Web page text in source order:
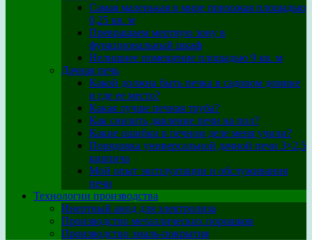
Самая маленькая в мире прихожая площадью
0,25 кв. м
Превращаем мертвую зону в
функциональный шкаф
Нелишнее помещение площадью 9 кв. м
Дачная печь
Какой должна быть печка в садовом домике
и где ее место?
Какая лучше печная труба?
Как снизить давление печи на пол?
Какие ошибки в печном деле меня учили?
Порядовка универсальной дачной печи 3×2,5
кирпича
Мой опыт эксплуатации и обслуживания
печи
Технологии производства
Инертный анод для электролиза
Производство металлических порошков
Производство эмаль-покрытия